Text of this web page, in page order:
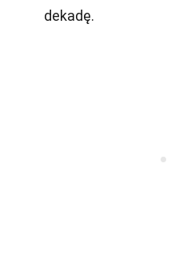
dekadę.